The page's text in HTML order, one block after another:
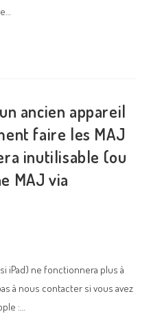
ancien appareil
faire les MAJ
inutilisable (ou
MAJ via
iPad) ne fonctionnera plus à
à nous contacter si vous avez
:…